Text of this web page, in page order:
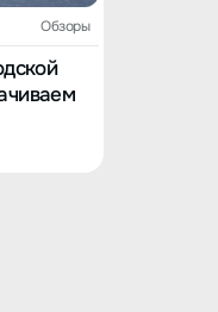
Обзоры